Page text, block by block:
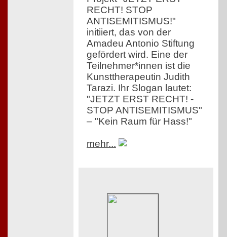
RECHT! STOP
ANTISEMITISMUS!"
initiiert, das von der
Amadeu Antonio Stiftung
gefördert wird. Eine der
Teilnehmer*innen ist die
Kunsttherapeutin Judith
Tarazi. Ihr Slogan lautet:
"JETZT ERST RECHT! -
STOP ANTISEMITISMUS"
– "Kein Raum für Hass!"
mehr...